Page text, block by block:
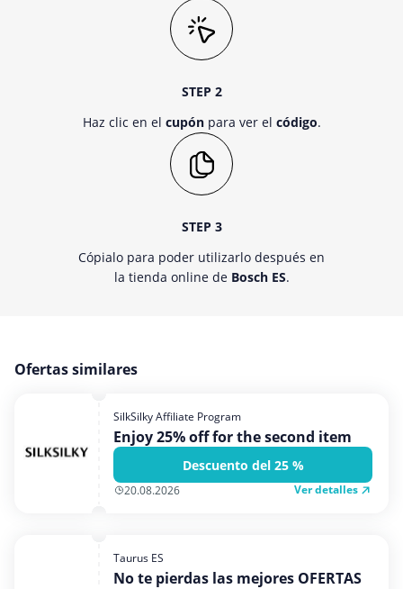
STEP 2
Haz clic en el cupónpara ver el código.
STEP 3
Cópialo para poder utilizarlo después en
la tienda online de Bosch ES.
Ofertas similares
SilkSilky Affiliate Program
Enjoy 25% off for the second item
Descuento del 25 %
20.08.2026 Ver detalles
Taurus ES
No te pierdas las mejores OFERTAS